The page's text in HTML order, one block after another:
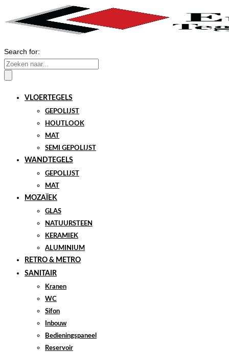
Search for:
VLOERTEGELS
GEPOLIJST
HOUTLOOK
MAT
SEMI GEPOLIJST
WANDTEGELS
GEPOLIJST
MAT
MOZAÏEK
GLAS
NATUURSTEEN
KERAMIEK
ALUMINIUM
RETRO & METRO
SANITAIR
Kranen
WC
Sifon
Inbouw
Bedieningspaneel
Reservoir